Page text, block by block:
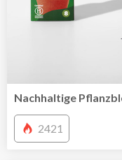
Nachhaltige
2421